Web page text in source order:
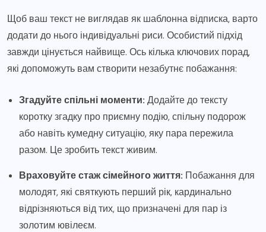
Щоб ваш текст не виглядав як шаблонна відписка, варто
додати до нього індивідуальні риси. Особистий підхід
завжди цінується найвище. Ось кілька ключових порад,
які допоможуть вам створити незабутнє побажання:
Згадуйте спільні моменти: Додайте до тексту
коротку згадку про приємну подію, спільну подорож
або навіть кумедну ситуацію, яку пара пережила
разом. Це зробить текст живим.
Враховуйте стаж сімейного життя: Побажання для
молодят, які святкують перший рік, кардинально
відрізняються від тих, що призначені для пар із
золотим ювілеєм.